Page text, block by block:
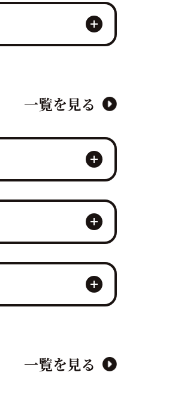
整が集中する
一覧を見る
イト」などの特
サポートしま
ライズ演出を、
ことで、「こん
一覧を見る